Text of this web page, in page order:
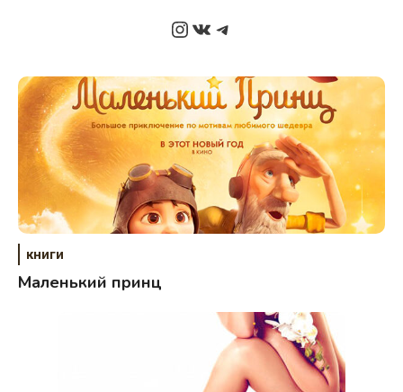
Instagram
ВКонтакте
Telegram
книги
Маленький принц